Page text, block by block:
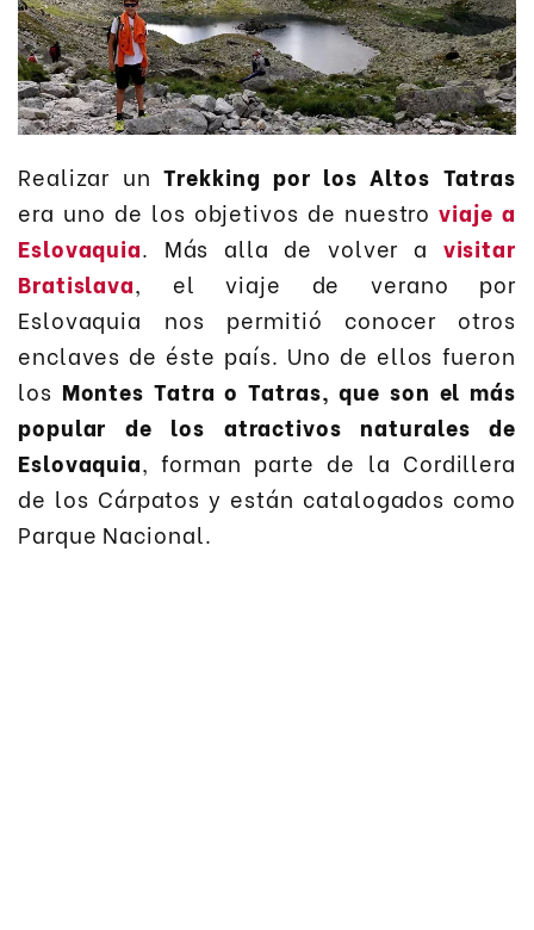
Realizar unTrekking por los Altos Tatras
era uno de los objetivos de nuestroviaje a
Eslovaquia. Más alla de volver a visitar
Bratislava, el viaje de verano por
Eslovaquia nos permitió conocer otros
enclaves de éste país. Uno de ellos fueron
los Montes Tatra o Tatras, que son el más
popular de los atractivos naturales de
Eslovaquia, forman parte de la Cordillera
de los Cárpatos y están catalogados como
Parque Nacional.